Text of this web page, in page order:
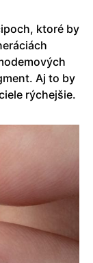
ktoré by
Aj to by
rýchejšie.